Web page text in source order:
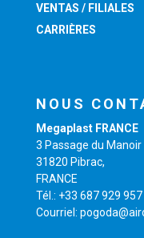
VENTAS / FILIALES
CARRIÈRES
NOUS
Megaplast FRANCE
3 Passage du Manoir
31820 Pibrac,
FRANCE
Tél.: +33 687 929 957
Courriel: